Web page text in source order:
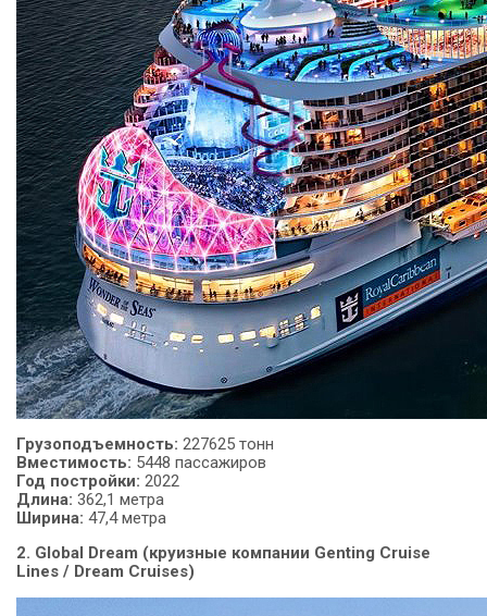
Грузоподъемность: 227625 тонн
Вместимость: 5448 пассажиров
Год постройки: 2022
Длина: 362,1 метра
Ширина: 47,4 метра
2. Global Dream (круизные компании Genting Cruise
Lines / Dream Cruises)